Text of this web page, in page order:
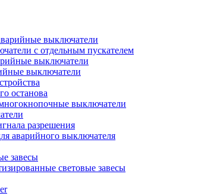
выключатели
с отдельным пускателем
выключатели
выключатели
останова
выключатели
разрешения
аварийного выключателя
завесы
световые завесы